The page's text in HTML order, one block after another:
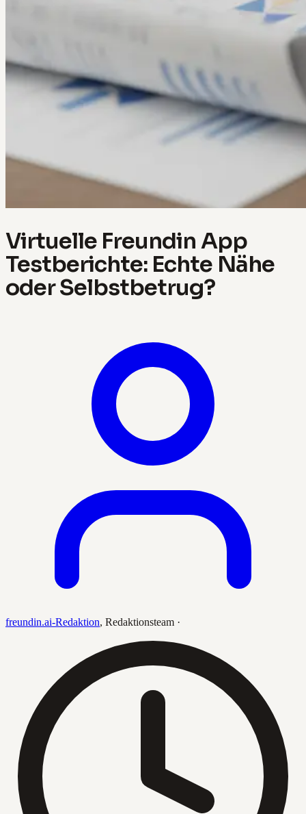
Virtuelle Freundin App
Testberichte: Echte Nähe
oder Selbstbetrug?
freundin.ai-Redaktion, Redaktionsteam ·